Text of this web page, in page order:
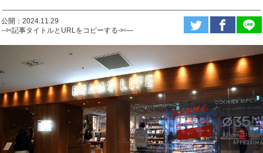
公開：2024.11.29
--✄記事タイトルとURLをコピーする-✄—